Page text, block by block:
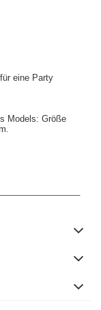
eine Party
Models: Größe
Naht),